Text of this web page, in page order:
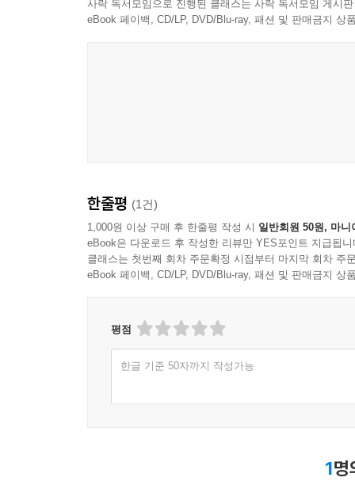
__32.2 구글맵
가속 센서를 통해 모바일 장비의 이동을 인식하
__34.1 센서 관리자
__34.2 센서 활용
35장. 시스템 설정
하드웨어의 전원을 관리하는 방법에 대해 알아
소개한다.
__35.2 시스템 설정
전화를 거는 방법과 메시지를 보내고 받는 방법
불리하여 책에서 다룰만한 내용이 아닙니다.
CD-ROM으로 제공하지 않습니다. 다음 사이트
있습니다.
http://www.soen.kr/book/android
이해해야 합니다. 예제 설치 방법은 본문의 4-3절
온라인 안내에 따라 설치하십시오.
이 책의 예제는 대부분 AndExam 통합 프로젝
사락 독서모임으로 진행된 클래스는 사락 독서모임 게시
eBook 페이백, CD/LP, DVD/Blu-ray, 패션 및 판매금지 상
한줄평 (1건)
1,000원 이상 구매 후 한줄평 작성 시 일반회원 50원, 마니
eBook은 다운로드 후 작성한 리뷰만 YES포인트 지급됩니
클래스는 첫번째 회차 주문확정 시점부터 마지막 회차 주
eBook 페이백, CD/LP, DVD/Blu-ray, 패션 및 판매금지 상
평점
한글 기준 50자까지 작성가능
1명